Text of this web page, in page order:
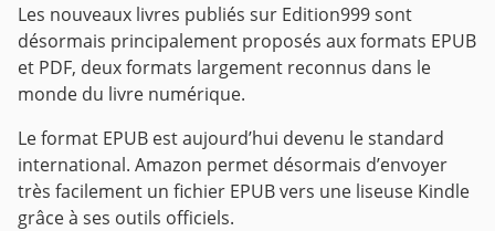
Les nouveaux livres publiés sur Edition999 sont
désormais principalement proposés aux formats EPUB
et PDF, deux formats largement reconnus dans le
monde du livre numérique.
Le format EPUB est aujourd’hui devenu le standard
international. Amazon permet désormais d’envoyer
très facilement un fichier EPUB vers une liseuse Kindle
grâce à ses outils officiels.